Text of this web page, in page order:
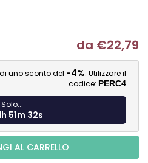
da €22,79
uno sconto del -4%. Utilizzare il
codice: PERC4
Solo...
51m 31s
AL CARRELLO